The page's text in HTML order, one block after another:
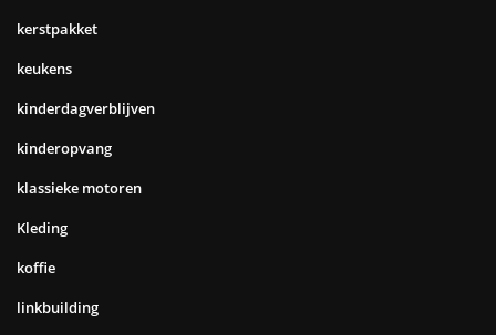
kerstpakket
keukens
kinderdagverblijven
kinderopvang
klassieke motoren
Kleding
koffie
linkbuilding